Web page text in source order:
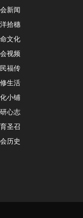
新闻
拾穗
文化
视频
福传
生活
小铺
心志
圣召
历史